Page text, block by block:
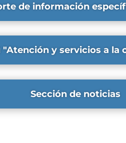
de información
"Atención y servicios a la
Sección de noticias